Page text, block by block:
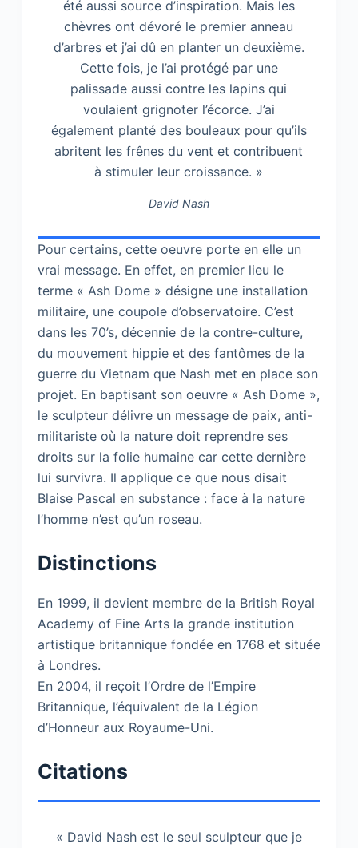
été aussi source d’inspiration. Mais les
chèvres ont dévoré le premier anneau
d’arbres et j’ai dû en planter un deuxième.
Cette fois, je l’ai protégé par une
palissade aussi contre les lapins qui
voulaient grignoter l’écorce. J’ai
également planté des bouleaux pour qu’ils
abritent les frênes du vent et contribuent
à stimuler leur croissance. »
David Nash
Pour certains, cette oeuvre porte en elle un
vrai message. En effet, en premier lieu le
terme « Ash Dome » désigne une installation
militaire, une coupole d’observatoire. C’est
dans les 70’s, décennie de la contre-culture,
du mouvement hippie et des fantômes de la
guerre du Vietnam que Nash met en place son
projet. En baptisant son oeuvre « Ash Dome »,
le sculpteur délivre un message de paix, anti-
militariste où la nature doit reprendre ses
droits sur la folie humaine car cette dernière
lui survivra. Il applique ce que nous disait
Blaise Pascal en substance : face à la nature
l’homme n’est qu’un roseau.
Distinctions
En 1999, il devient membre de la British Royal
Academy of Fine Arts la grande institution
artistique britannique fondée en 1768 et située
à Londres.
En 2004, il reçoit l’Ordre de l’Empire
Britannique, l’équivalent de la Légion
d’Honneur aux Royaume-Uni.
Citations
« David Nash est le seul sculpteur que je